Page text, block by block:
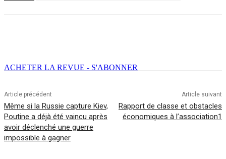
ACHETER LA REVUE - S'ABONNER
Article précédent
Même si la Russie capture Kiev,
Poutine a déjà été vaincu après
avoir déclenché une guerre
impossible à gagner
Article suivant
Rapport de classe et obstacles
économiques à l’association1